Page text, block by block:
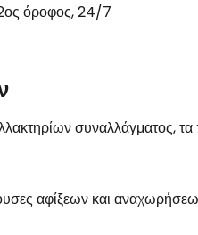
όροφος, 24/7
συναλλάγματος,
αφίξεων και